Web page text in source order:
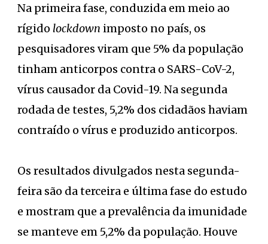
Na primeira fase, conduzida em meio ao
rígido lockdown imposto no país, os
pesquisadores viram que 5% da população
tinham anticorpos contra o SARS-CoV-2,
vírus causador da Covid-19. Na segunda
rodada de testes, 5,2% dos cidadãos haviam
contraído o vírus e produzido anticorpos.
Os resultados divulgados nesta segunda-
feira são da terceira e última fase do estudo
e mostram que a prevalência da imunidade
se manteve em 5,2% da população. Houve